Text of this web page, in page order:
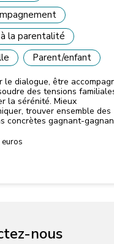
la parentalité
Parent/enfant
le dialogue, être
des tensions
la sérénité. Mieux
trouver ensemble des
concrètes gagnant-
ou écrire une convention
nous